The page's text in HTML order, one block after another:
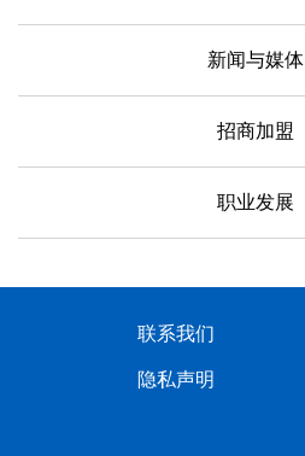
新闻与媒体
招商加盟
职业发展
联系我们
隐私声明